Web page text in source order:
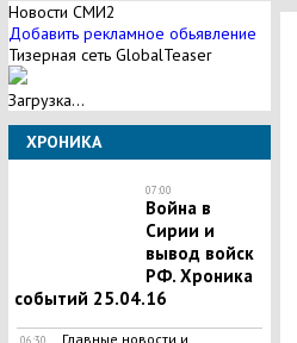
Новости СМИ2
Добавить рекламное обьявление
Тизерная сеть GlobalTeaser
Загрузка...
ХРОНИКА
07:00
Война в
Сирии и
вывод войск
РФ. Хроника
событий 25.04.16
06:30
Главные новости и